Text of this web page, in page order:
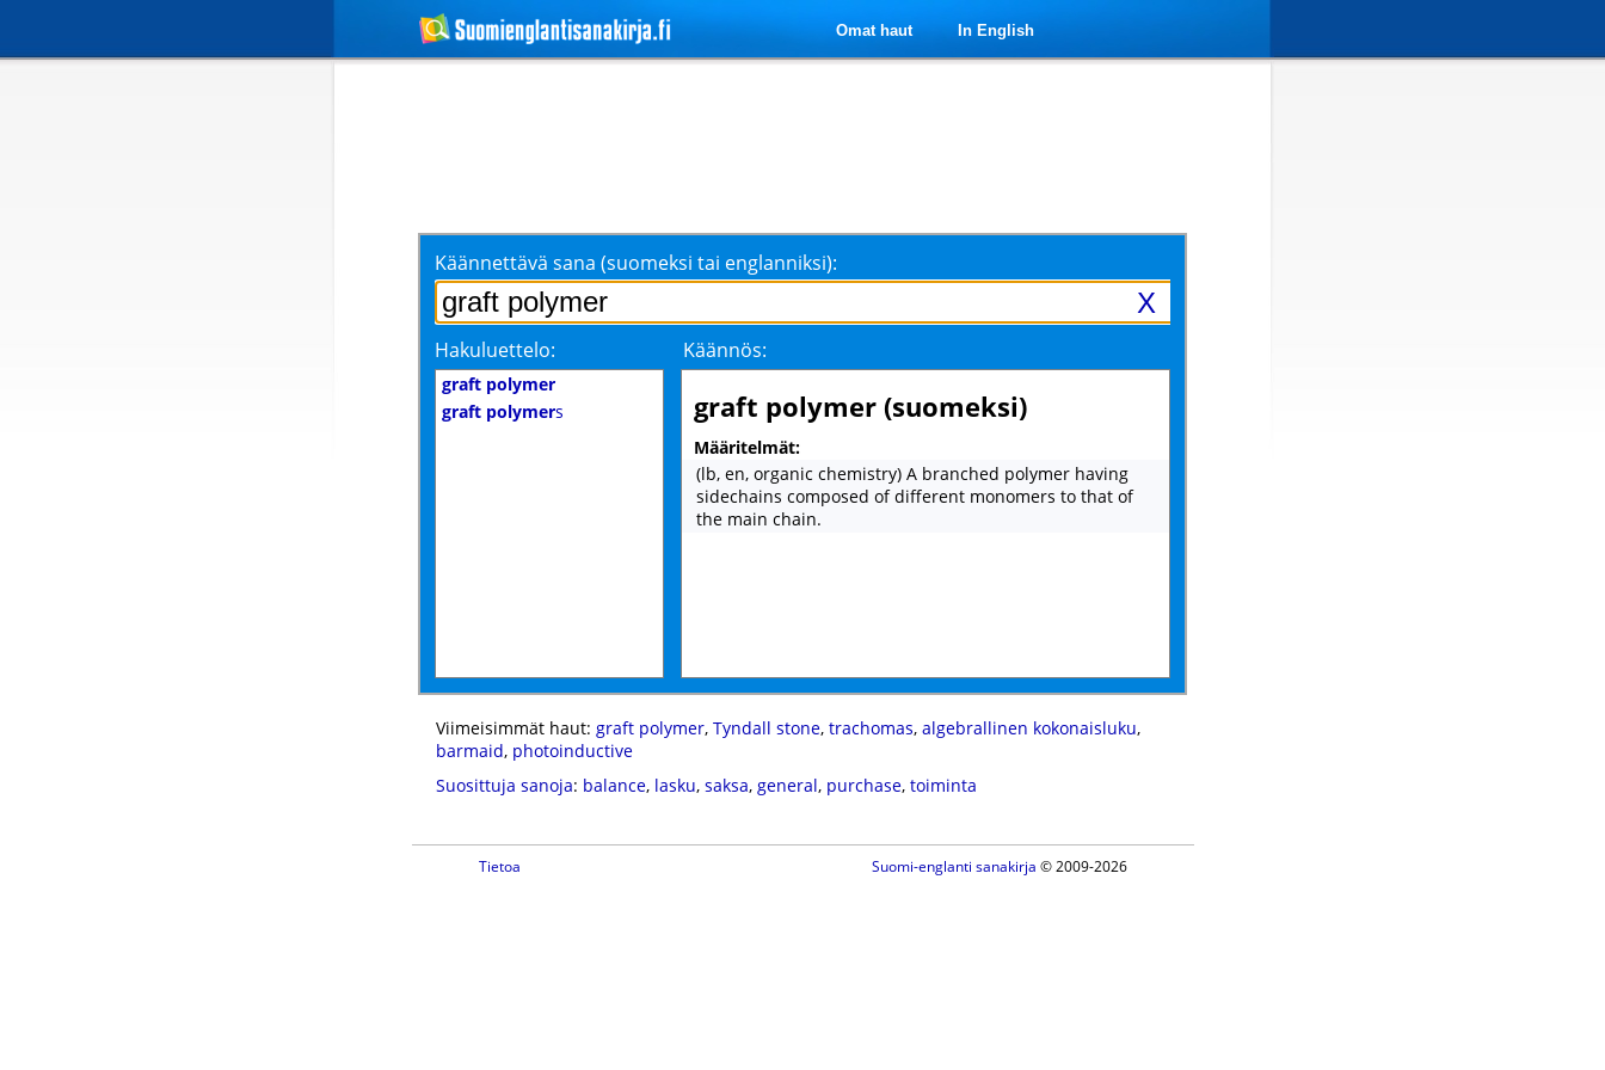
Omat haut In English
Käännettävä sana (suomeksi tai englanniksi):
X
Hakuluettelo: Käännös:
graft polymer
graft polymers graft polymer (suomeksi)
Määritelmät:
(lb, en, organic chemistry) A branched polymer having
sidechains composed of different monomers to that of
the main chain.
Viimeisimmät haut: graft polymer, Tyndall stone, trachomas, algebrallinen kokonaisluku,
barmaid, photoinductive
Suosittuja sanoja: balance, lasku, saksa, general, purchase, toiminta
Tietoa Suomi-englanti sanakirja © 2009-2026